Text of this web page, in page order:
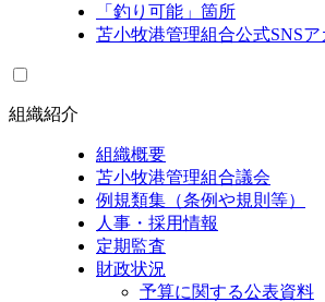
「釣り可能」箇所
苫小牧港管理組合公式SNSア
組織紹介
組織概要
苫小牧港管理組合議会
例規類集（条例や規則等）
人事・採用情報
定期監査
財政状況
予算に関する公表資料